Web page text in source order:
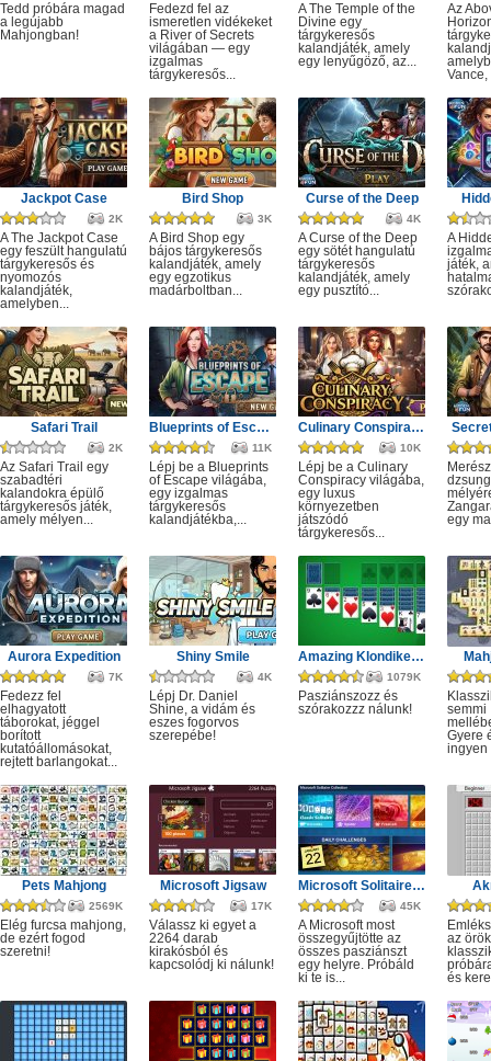
Tedd próbára magad
a legújabb
Mahjongban!
Fedezd fel az
ismeretlen vidékeket
a River of Secrets
világában — egy
izgalmas
tárgykeresős...
A The Temple of the
Divine egy
tárgykeresős
kalandjáték, amely
egy lenyűgöző, az...
Az
Vance,
Jackpot Case
2K
A The Jackpot Case
egy feszült hangulatú
tárgykeresős és
nyomozós
kalandjáték,
amelyben...
Bird Shop
3K
A Bird Shop egy
bájos tárgykeresős
kalandjáték, amely
egy egzotikus
madárboltban...
Curse of the Deep
4K
A Curse of the Deep
egy sötét hangulatú
tárgykeresős
kalandjáték, amely
egy pusztító...
A
játék,
Safari Trail
2K
Az Safari Trail egy
szabadtéri
kalandokra épülő
tárgykeresős játék,
amely mélyen...
Blueprints of Escape
11K
Lépj be a Blueprints
of Escape világába,
egy izgalmas
tárgykeresős
kalandjátékba,...
Culinary Conspiracy
10K
Lépj be a Culinary
Conspiracy világába,
egy luxus
környezetben
játszódó
tárgykeresős...
egy
Aurora Expedition
7K
Fedezz fel
elhagyatott
táborokat, jéggel
borított
kutatóállomásokat,
rejtett barlangokat...
Shiny Smile
4K
Lépj Dr. Daniel
Shine, a vidám és
eszes fogorvos
szerepébe!
Amazing Klondike Solitaire
1079K
Pasziánszozz és
szórakozzz nálunk!
semmi
Gyere
ingyen
Pets Mahjong
2569K
Elég furcsa mahjong,
de ezért fogod
szeretni!
Microsoft Jigsaw
17K
Válassz ki egyet a
2264 darab
kirakósból és
kapcsolódj ki nálunk!
Microsoft Solitaire Collection
45K
A Microsoft most
összegyűjtötte az
összes pasziánszt
egy helyre. Próbáld
ki te is...
az örök
és